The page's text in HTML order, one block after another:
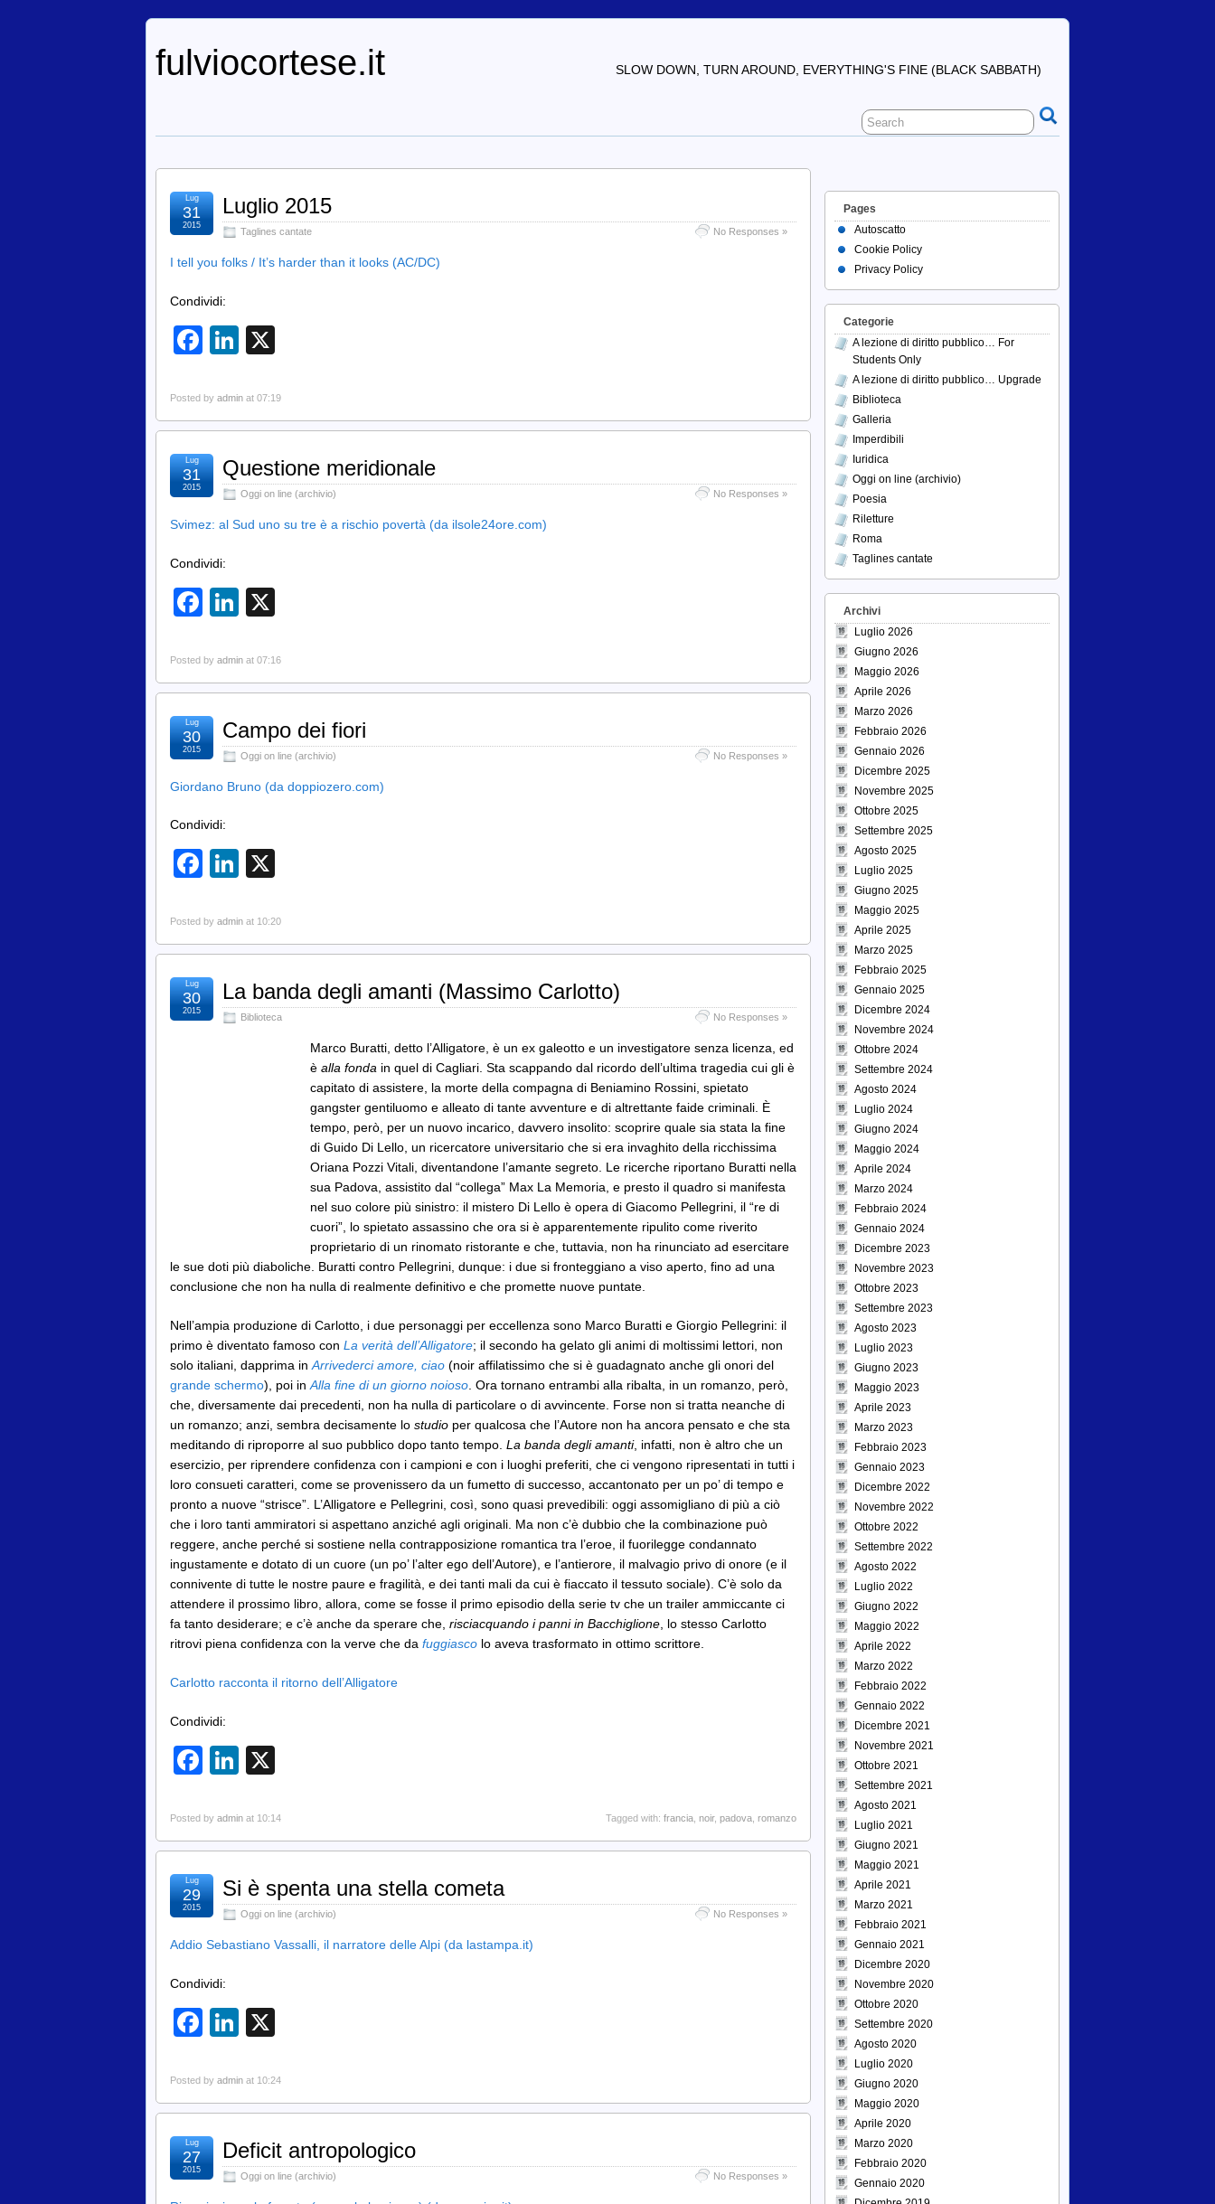
fulviocortese.it SLOW DOWN, TURN AROUND, EVERYTHING'S FINE (BLACK SABBATH)
Luglio 2015
Taglines cantate No Responses »
Lug
31
2015
I tell you folks / It’s harder than it looks (AC/DC)
Condividi:
Facebook
LinkedIn
Posted by admin at 07:19
Questione meridionale
Oggi on line (archivio) No Responses »
Lug
31
2015
Svimez: al Sud uno su tre è a rischio povertà (da ilsole24ore.com)
Condividi:
Facebook
LinkedIn
Posted by admin at 07:16
Campo dei fiori
Oggi on line (archivio) No Responses »
Lug
30
2015
Giordano Bruno (da doppiozero.com)
Condividi:
Facebook
LinkedIn
Posted by admin at 10:20
La banda degli amanti (Massimo Carlotto)
Biblioteca No Responses »
Lug
30
2015
Marco Buratti, detto l’Alligatore, è un ex galeotto e un investigatore senza licenza, ed
è alla fonda in quel di Cagliari. Sta scappando dal ricordo dell’ultima tragedia cui gli è
capitato di assistere, la morte della compagna di Beniamino Rossini, spietato
gangster gentiluomo e alleato di tante avventure e di altrettante faide criminali. È
tempo, però, per un nuovo incarico, davvero insolito: scoprire quale sia stata la fine
di Guido Di Lello, un ricercatore universitario che si era invaghito della ricchissima
Oriana Pozzi Vitali, diventandone l’amante segreto. Le ricerche riportano Buratti nella
sua Padova, assistito dal “collega” Max La Memoria, e presto il quadro si manifesta
nel suo colore più sinistro: il mistero Di Lello è opera di Giacomo Pellegrini, il “re di
cuori”, lo spietato assassino che ora si è apparentemente ripulito come riverito
proprietario di un rinomato ristorante e che, tuttavia, non ha rinunciato ad esercitare
le sue doti più diaboliche. Buratti contro Pellegrini, dunque: i due si fronteggiano a viso aperto, fino ad una
conclusione che non ha nulla di realmente definitivo e che promette nuove puntate.
Nell’ampia produzione di Carlotto, i due personaggi per eccellenza sono Marco Buratti e Giorgio Pellegrini: il
primo è diventato famoso con La verità dell’Alligatore; il secondo ha gelato gli animi di moltissimi lettori, non
solo italiani, dapprima inArrivederci amore, ciao (noir affilatissimo che si è guadagnato anche gli onori del
grande schermo), poi inAlla fine di un giorno noioso. Ora tornano entrambi alla ribalta, in un romanzo, però,
che, diversamente dai precedenti, non ha nulla di particolare o di avvincente. Forse non si tratta neanche di
un romanzo; anzi, sembra decisamente lo studio per qualcosa che l’Autore non ha ancora pensato e che sta
meditando di riproporre al suo pubblico dopo tanto tempo. La banda degli amanti, infatti, non è altro che un
esercizio, per riprendere confidenza con i campioni e con i luoghi preferiti, che ci vengono ripresentati in tutti i
loro consueti caratteri, come se provenissero da un fumetto di successo, accantonato per un po’ di tempo e
pronto a nuove “strisce”. L’Alligatore e Pellegrini, così, sono quasi prevedibili: oggi assomigliano di più a ciò
che i loro tanti ammiratori si aspettano anziché agli originali. Ma non c’è dubbio che la combinazione può
reggere, anche perché si sostiene nella contrapposizione romantica tra l’eroe, il fuorilegge condannato
ingustamente e dotato di un cuore (un po’ l’alter ego dell’Autore), e l’antierore, il malvagio privo di onore (e il
connivente di tutte le nostre paure e fragilità, e dei tanti mali da cui è fiaccato il tessuto sociale). C’è solo da
attendere il prossimo libro, allora, come se fosse il primo episodio della serie tv che un trailer ammiccante ci
fa tanto desiderare; e c’è anche da sperare che, risciacquando i panni in Bacchiglione, lo stesso Carlotto
ritrovi piena confidenza con la verve che da fuggiasco lo aveva trasformato in ottimo scrittore.
Carlotto racconta il ritorno dell’Alligatore
Condividi:
Facebook
LinkedIn
Posted by admin at 10:14 Tagged with: francia noir, padova romanzo
Si è spenta una stella cometa
Oggi on line (archivio) No Responses »
Lug
29
2015
Addio Sebastiano Vassalli, il narratore delle Alpi (da lastampa.it)
Condividi:
Facebook
LinkedIn
Posted by admin at 10:24
Deficit antropologico
Oggi on line (archivio) No Responses »
Lug
27
2015
Pages
Autoscatto
Cookie Policy
Privacy Policy
Categorie
A lezione di diritto pubblico… For
Students Only
A lezione di diritto pubblico… Upgrade
Biblioteca
Galleria
Imperdibili
Iuridica
Oggi on line (archivio)
Poesia
Riletture
Roma
Taglines cantate
Archivi
Luglio 2026
Giugno 2026
Maggio 2026
Aprile 2026
Marzo 2026
Febbraio 2026
Gennaio 2026
Dicembre 2025
Novembre 2025
Ottobre 2025
Settembre 2025
Agosto 2025
Luglio 2025
Giugno 2025
Maggio 2025
Aprile 2025
Marzo 2025
Febbraio 2025
Gennaio 2025
Dicembre 2024
Novembre 2024
Ottobre 2024
Settembre 2024
Agosto 2024
Luglio 2024
Giugno 2024
Maggio 2024
Aprile 2024
Marzo 2024
Febbraio 2024
Gennaio 2024
Dicembre 2023
Novembre 2023
Ottobre 2023
Settembre 2023
Agosto 2023
Luglio 2023
Giugno 2023
Maggio 2023
Aprile 2023
Marzo 2023
Febbraio 2023
Gennaio 2023
Dicembre 2022
Novembre 2022
Ottobre 2022
Settembre 2022
Agosto 2022
Luglio 2022
Giugno 2022
Maggio 2022
Aprile 2022
Marzo 2022
Febbraio 2022
Gennaio 2022
Dicembre 2021
Novembre 2021
Ottobre 2021
Settembre 2021
Agosto 2021
Luglio 2021
Giugno 2021
Maggio 2021
Aprile 2021
Marzo 2021
Febbraio 2021
Gennaio 2021
Dicembre 2020
Novembre 2020
Ottobre 2020
Settembre 2020
Agosto 2020
Luglio 2020
Giugno 2020
Maggio 2020
Aprile 2020
Marzo 2020
Febbraio 2020
Gennaio 2020